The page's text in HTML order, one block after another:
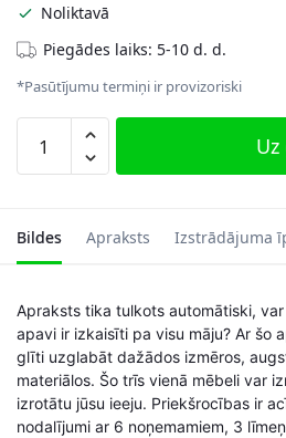
Noliktavā
Piegādes laiks: 5-10 d. d.
*Pasūtījumu termiņi ir provizoriski
plaukts
atvērtiem
nodalījumiem
Bildes Apraksts Izstrādājuma
Apraksts tika tulkots automātiski, var
apavi ir izkaisīti pa visu māju? Ar šo
glīti uzglabāt dažādos izmēros,
materiālos. Šo trīs vienā mēbeli var
izrotātu jūsu ieeju. Priekšrocības ir
nodalījumi ar 6 noņemamiem, 3